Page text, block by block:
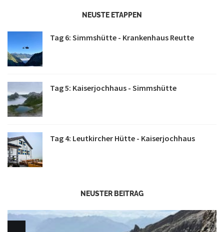
NEUSTE ETAPPEN
Tag 6: Simmshütte - Krankenhaus Reutte
Tag 5: Kaiserjochhaus - Simmshütte
Tag 4: Leutkircher Hütte - Kaiserjochhaus
NEUSTER BEITRAG